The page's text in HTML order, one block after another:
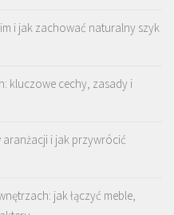
i jak zachować naturalny szyk
kluczowe cechy, zasady i
aranżacji i jak przywrócić
jak łączyć meble,